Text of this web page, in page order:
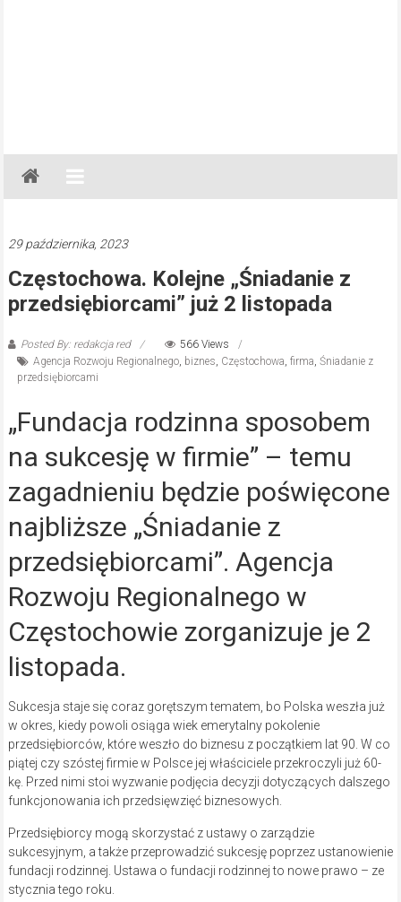
Gazeta
Regionalna
Kłobuck,
Myszków
29 października, 2023
Częstochowa. Kolejne „Śniadanie z
przedsiębiorcami” już 2 listopada
Posted By: redakcja red
566 Views
Agencja Rozwoju Regionalnego, biznes, Częstochowa, firma, Śniadanie z
przedsiębiorcami
„Fundacja rodzinna sposobem
na sukcesję w firmie” – temu
zagadnieniu będzie poświęcone
najbliższe „Śniadanie z
przedsiębiorcami”. Agencja
Rozwoju Regionalnego w
Częstochowie zorganizuje je 2
listopada.
Sukcesja staje się coraz gorętszym tematem, bo Polska weszła już
w okres, kiedy powoli osiąga wiek emerytalny pokolenie
przedsiębiorców, które weszło do biznesu z początkiem lat 90. W co
piątej czy szóstej firmie w Polsce jej właściciele przekroczyli już 60-
kę. Przed nimi stoi wyzwanie podjęcia decyzji dotyczących dalszego
funkcjonowania ich przedsięwzięć biznesowych.
Przedsiębiorcy mogą skorzystać z ustawy o zarządzie
sukcesyjnym, a także przeprowadzić sukcesję poprzez ustanowienie
fundacji rodzinnej. Ustawa o fundacji rodzinnej to nowe prawo – ze
stycznia tego roku.